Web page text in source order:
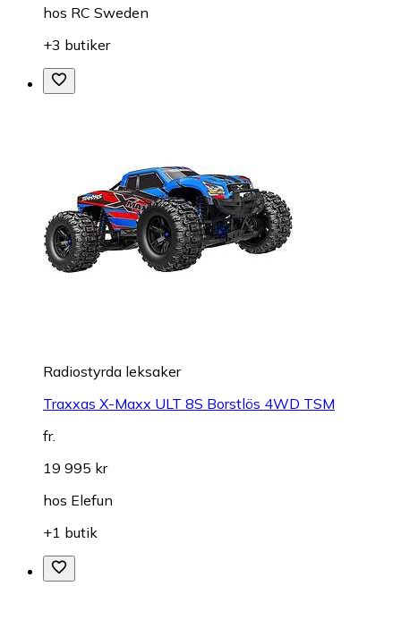
hos RC Sweden
+3 butiker
Radiostyrda leksaker
Traxxas X-Maxx ULT 8S Borstlös 4WD TSM
fr.
19 995 kr
hos Elefun
+1 butik